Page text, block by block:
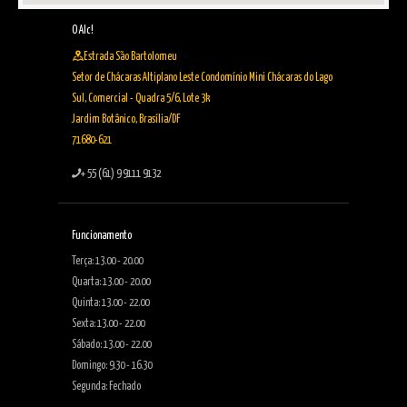
O Alc!
Estrada São Bartolomeu
Setor de Chácaras Altiplano Leste Condomínio Mini Chácaras do Lago
Sul, Comercial - Quadra 5/6, Lote 3k
Jardim Botânico, Brasília/DF
71680-621
+ 55 (61) 9 9111 9132
Funcionamento
Terça: 13.00 - 20.00
Quarta: 13.00 - 20.00
Quinta: 13.00 - 22.00
Sexta: 13.00 - 22.00
Sábado: 13.00 - 22.00
Domingo: 9.30 - 16.30
Segunda: Fechado